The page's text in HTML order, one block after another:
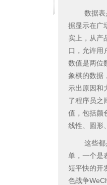
数据表是
据显示在广
实上，从产
口，允许用
数值是两位
象棋的数据
示出原因和
了程序员之
值，包括颜
线性、圆形
这些都是
单，一个是
短平快的开
色战争